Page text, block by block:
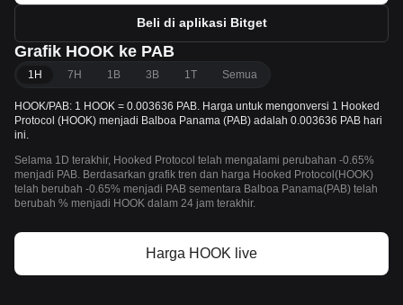
Beli di aplikasi Bitget
Grafik HOOK ke PAB
1H 7H 1B 3B 1T Semua
HOOK/PAB: 1 HOOK = 0.003636 PAB. Harga untuk mengonversi 1 Hooked
Protocol (HOOK) menjadi Balboa Panama (PAB) adalah 0.003636 PAB hari
ini.
Selama 1D terakhir, Hooked Protocol telah mengalami perubahan -0.65%
menjadi PAB. Berdasarkan grafik tren dan harga Hooked Protocol(HOOK)
telah berubah -0.65% menjadi PAB sementara Balboa Panama(PAB) telah
berubah % menjadi HOOK dalam 24 jam terakhir.
Harga HOOK live